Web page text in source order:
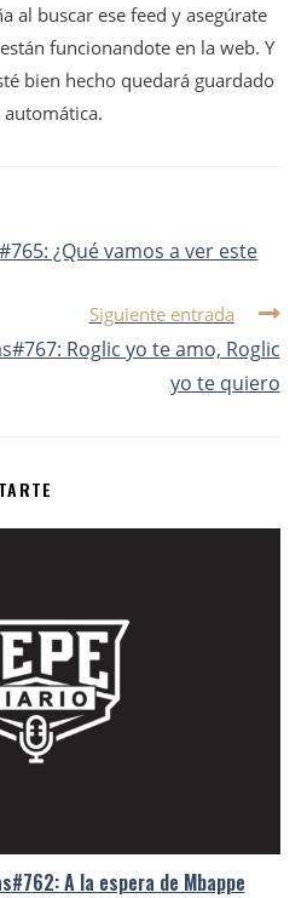
al buscar ese feed y asegúrate
funcionandote en la web. Y
bien hecho quedará guardado
¿Qué vamos a ver este
Siguiente entrada
Roglic yo te amo, Roglic
yo te quiero
A la espera de Mbappe